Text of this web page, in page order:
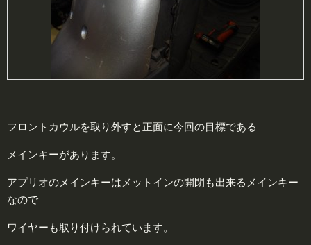
フロントカウルを取り外すと正面に今回の目標である
メインキーがあります。
アプリオのメインキーはメットインの開閉も出来るメインキー
なので
ワイヤーも取り付けられています。